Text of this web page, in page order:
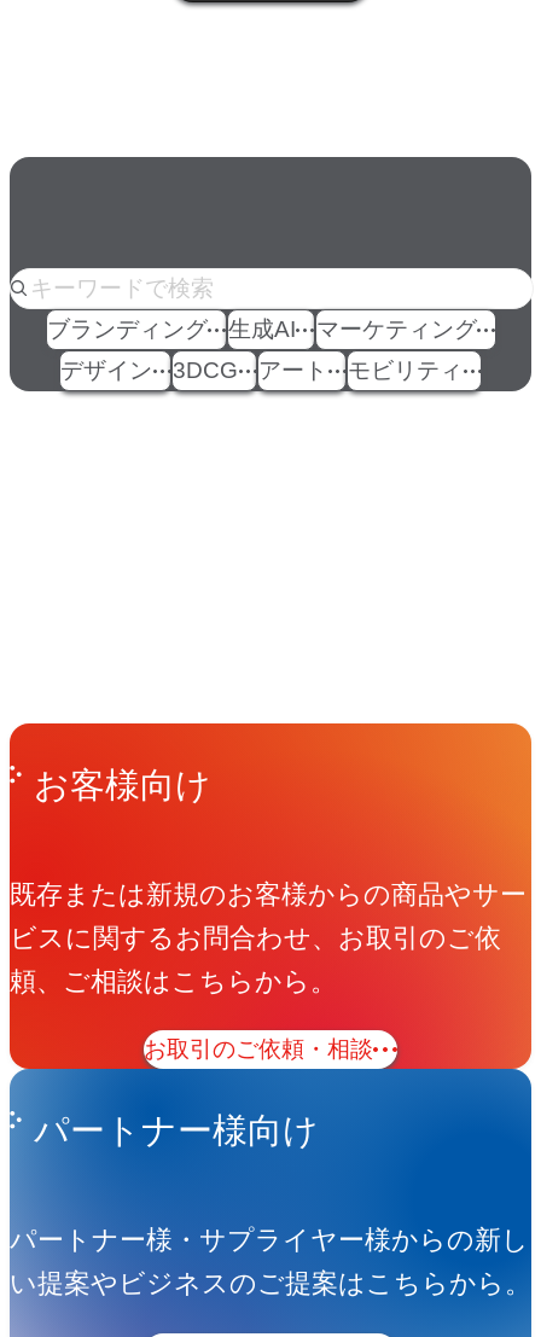
人気のkeyword
ブランディング 生成AI
マーケティング
デザイン
3DCG アート モビリティ
Get in Touchお問い合わせ
お客様向け
既存または新規のお客様からの商品やサー
ビスに関するお問合わせ、お取引のご依
頼、ご相談はこちらから。
お取引のご依頼・相談
パートナー様向け
パートナー様・サプライヤー様からの新し
い提案やビジネスのご提案はこちらから。